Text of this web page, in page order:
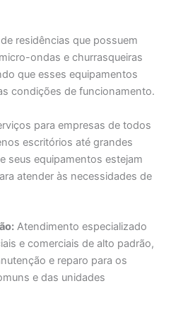
residências que possuem
ondas e churrasqueiras
que esses equipamentos
condições de funcionamento.
para empresas de todos
escritórios até grandes
seus equipamentos estejam
atender às necessidades de
Atendimento especializado
e comerciais de alto padrão,
e reparo para os
e das unidades